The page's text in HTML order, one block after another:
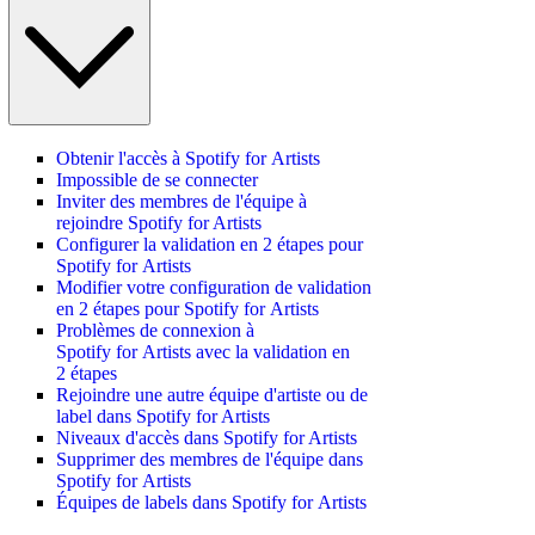
Obtenir l'accès à Spotify for Artists
Impossible de se connecter
Inviter des membres de l'équipe à
rejoindre Spotify for Artists
Configurer la validation en 2 étapes pour
Spotify for Artists
Modifier votre configuration de validation
en 2 étapes pour Spotify for Artists
Problèmes de connexion à
Spotify for Artists avec la validation en
2 étapes
Rejoindre une autre équipe d'artiste ou de
label dans Spotify for Artists
Niveaux d'accès dans Spotify for Artists
Supprimer des membres de l'équipe dans
Spotify for Artists
Équipes de labels dans Spotify for Artists